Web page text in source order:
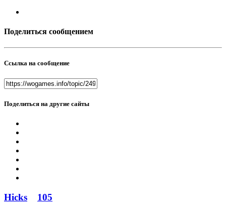
Поделиться сообщением
Ссылка на сообщение
Поделиться на другие сайты
Hicks 105